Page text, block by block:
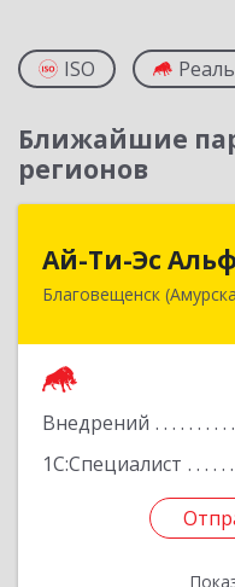
ISO
Ближайшие
регионов
Ай-Ти-Эс
Благовещенск
Внедрений
1С:Специалист
675000, Амурская